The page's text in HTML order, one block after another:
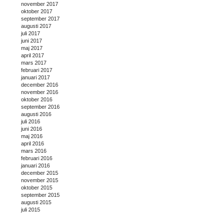
november 2017
oktober 2017
september 2017
augusti 2017
juli 2017
juni 2017
maj 2017
april 2017
mars 2017
februari 2017
januari 2017
december 2016
november 2016
oktober 2016
september 2016
augusti 2016
juli 2016
juni 2016
maj 2016
april 2016
mars 2016
februari 2016
januari 2016
december 2015
november 2015
oktober 2015
september 2015
augusti 2015
juli 2015